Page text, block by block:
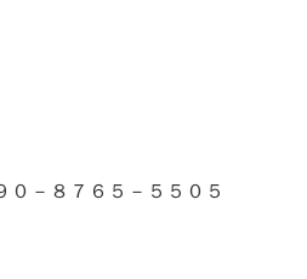
－８７６５－５５０５